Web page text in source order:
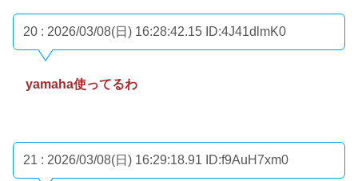
20 : 2026/03/08(日) 16:28:42.15 ID:4J41dlmK0
yamaha使ってるわ
21 : 2026/03/08(日) 16:29:18.91 ID:f9AuH7xm0